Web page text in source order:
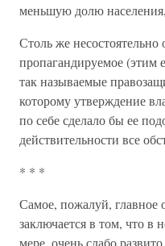
меньшую долю
Столь же
пропагандируемое (этим
так называемые
которому утверждение
по себе сделало бы ее
действительности все
* * *
Самое, пожалуй, главное
заключается в том, что в
мере, очень слабо